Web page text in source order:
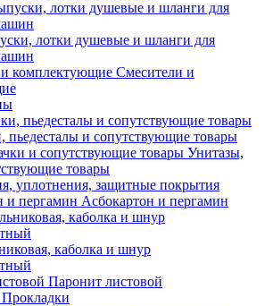
лотки душевые и шланги для
Смесители и
пьедесталы и сопутствующие товары
Унитазы,
товары
уплотнения, защитные покрытия
Асбокартон и пергамин
каболка и шнур
Паронит листовой
Прокладки